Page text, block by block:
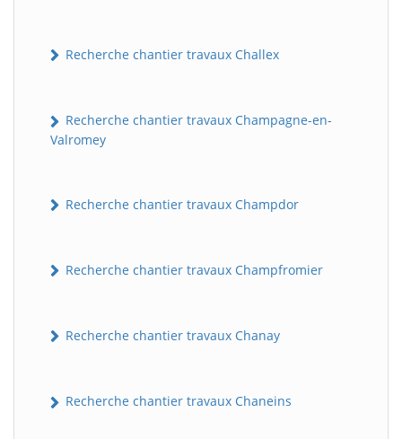
Recherche chantier travaux Challex
Recherche chantier travaux Champagne-en-
Valromey
Recherche chantier travaux Champdor
Recherche chantier travaux Champfromier
Recherche chantier travaux Chanay
Recherche chantier travaux Chaneins